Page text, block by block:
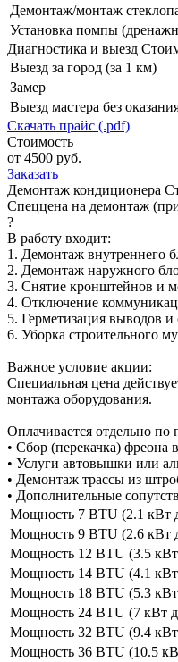
Демонтаж/монтаж
Установка помпы
Диагностика и выезд
Выезд за город (за 1 км)
Замер
Выезд мастера без
Скачать прайс (.pdf)
Стоимость
от 4500 руб.
Заказать
Демонтаж кондиционера
Спеццена на демонтаж
?
В работу входит:
1. Демонтаж внутреннего
2. Демонтаж наружного
3. Снятие кронштейнов и
4. Отключение
5. Герметизация выводов и
6. Уборка строительного
Важное условие акции:
Специальная цена
монтажа оборудования.
Оплачивается отдельно по
• Сбор (перекачка) фреона
• Услуги автовышки или
• Демонтаж трассы из
• Дополнительные
Мощность 7 BTU (2.1 кВт
Мощность 9 BTU (2.6 кВт
Мощность 12 BTU (3.5 кВт
Мощность 14 BTU (4.1 кВт
Мощность 18 BTU (5.3 кВт
Мощность 24 BTU (7 кВт
Мощность 32 BTU (9.4 кВт
Мощность 36 BTU (10.5